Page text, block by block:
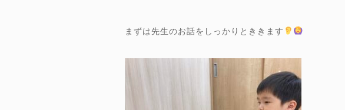
まずは先生のお話をしっかりとききます